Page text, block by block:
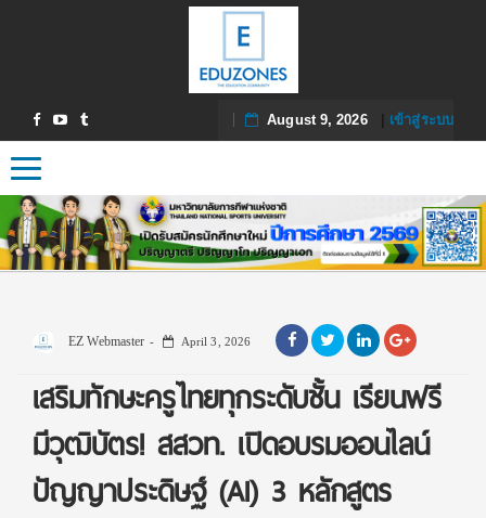
August 9, 2026| เข้าสู่ระบบ
Toggle navigation
EZ Webmaster April 3, 2026
เสริมทักษะครูไทยทุกระดับชั้น เรียนฟรี
มีวุฒิบัตร! สสวท. เปิดอบรมออนไลน์
ปัญญาประดิษฐ์ (AI) 3 หลักสูตร